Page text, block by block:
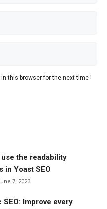
this browser for the next time I
use the readability
in Yoast SEO
7, 2023
SEO: Improve every